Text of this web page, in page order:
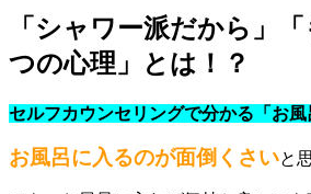
「シャワー派だから」
つの心理」とは！？
セルフカウンセリングで分かる「お風
お風呂に入るのが面倒くさいと